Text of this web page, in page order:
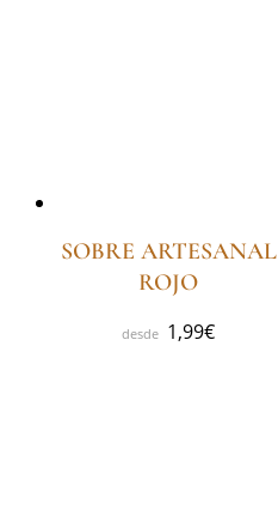
SOBRE ARTESANAL
ROJO
1,99€